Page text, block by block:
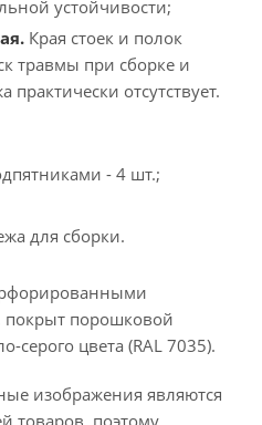
устойчивости;
Края стоек и полок
травмы при сборке и
отсутствует.
- 4 шт.;
для сборки.
покрыт порошковой
серого цвета (RAL 7035).
изображения являются
товаров, поэтому